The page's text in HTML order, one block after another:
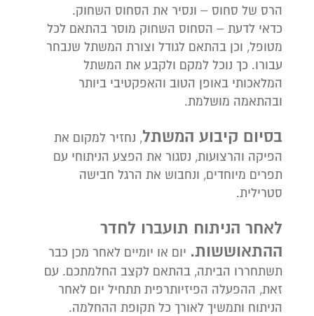
הרס של סחוס – ונסיר את הסחוס השחוק.
כדאי לדעת – הסחוס השחוק מוסר בהתאם לכל
מטופל, וכן בהתאם לגודל וצורת המשתל שנבחר
עבורו. כך נוכל למקם ולקבע את המשתל
המלאכותי באופן הטוב והאפקטיבי ביותר
ובהתאמה מושלמת.
בסיום קיבוע המשתל, נחזיר למקום את
הפיקה והרצועות, נסגור את הפצע הניתוחי עם
תפרים מיוחדים, ונחבוש את הרגל חבישה
סטרילית.
לאחר הניתוח תועברו לחדר
ההתאוששות. יום או יומיים לאחר מכן כבר
תשתחררו הביתה, בהתאם לקצב החלמתכם. עם
זאת, ההפעלה הפיזיותרפית תתחיל יום לאחר
הניתוח ותמשיך לאורך כל תקופת ההחלמה.